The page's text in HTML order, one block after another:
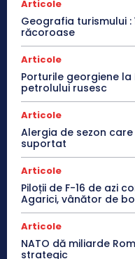
Articole
Geografia turismului
răcoroase
Articole
Porturile georgiene
petrolului rusesc
Articole
Alergia de sezon
suportat
Articole
Piloții de F-16 de azi
Agarici, vânător de
Articole
NATO dă miliarde
strategic